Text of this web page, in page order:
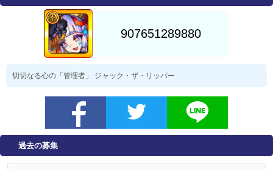
切切なる心の「管理者」 ジャック・ザ・リッパー
過去の募集